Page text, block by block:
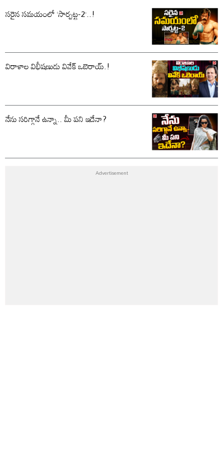
సరైన సమయంలో ‘సార్పట్ట-2’..!
విరాళాల విభీషణుడు వివేక్ ఒబెరాయ్.!
నేను సరిగ్గానే ఉన్నా.. మీ పని ఇదేనా?